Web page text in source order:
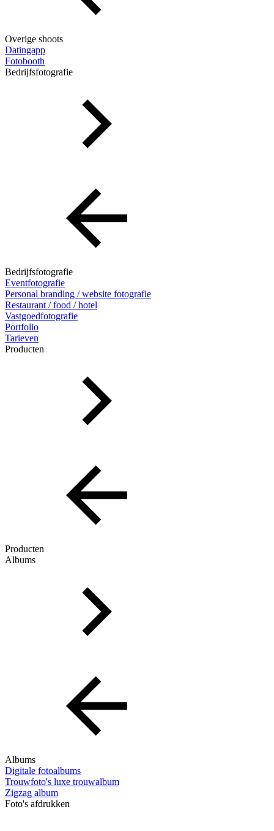
Overige shoots
Datingapp
Fotobooth
Bedrijfsfotografie
Bedrijfsfotografie
Eventfotografie
Personal branding / website fotografie
Restaurant / food / hotel
Vastgoedfotografie
Portfolio
Tarieven
Producten
Producten
Albums
Albums
Digitale fotoalbums
Trouwfoto's luxe trouwalbum
Zigzag album
Foto's afdrukken